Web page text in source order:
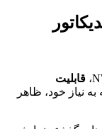
قابلیت
نیاز خود، ظاهر